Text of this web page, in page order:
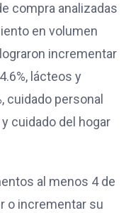
compra analizadas
en volumen
incrementar
lácteos y
cuidado personal
y cuidado del hogar
al menos 4 de
o incrementar su